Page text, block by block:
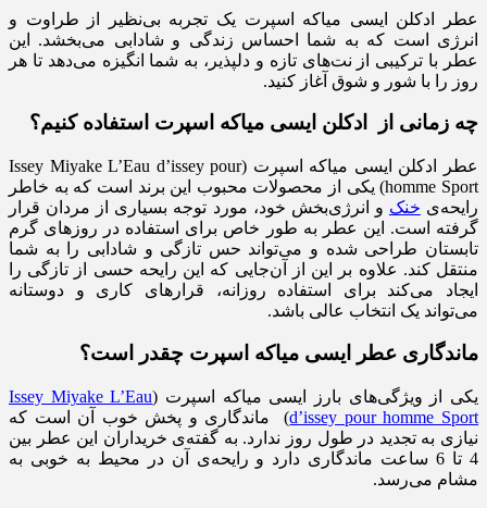
عطر ادکلن ایسی میاکه اسپرت یک تجربه بی‌نظیر از طراوت و
انرژی است که به شما احساس زندگی و شادابی می‌بخشد. این
عطر با ترکیبی از نت‌های تازه و دلپذیر، به شما انگیزه می‌دهد تا هر
روز را با شور و شوق آغاز کنید.
چه زمانی از ادکلن ایسی میاکه اسپرت استفاده کنیم؟
عطر ادکلن ایسی میاکه اسپرت (Issey Miyake L’Eau d’issey pour
homme Sport) یکی از محصولات محبوب این برند است که به خاطر
رایحه‌ی خنک و انرژی‌بخش خود، مورد توجه بسیاری از مردان قرار
گرفته است. این عطر به طور خاص برای استفاده در روزهای گرم
تابستان طراحی شده و می‌تواند حس تازگی و شادابی را به شما
منتقل کند. علاوه بر این از آن‌جایی که این رایحه حسی از تازگی را
ایجاد می‌کند برای استفاده روزانه، قرارهای کاری و دوستانه
می‌تواند یک انتخاب عالی باشد.
ماندگاری عطر ایسی میاکه اسپرت چقدر است؟
یکی از ویژگی‌های بارز ایسی میاکه اسپرت (Issey Miyake L’Eau
d’issey pour homme Sport) ماندگاری و پخش خوب آن است که
نیازی به تجدید در طول روز ندارد. به گفته‌ی خریداران این عطر بین
4 تا 6 ساعت ماندگاری دارد و رایحه‌ی آن در محیط به خوبی به
مشام می‌رسد.